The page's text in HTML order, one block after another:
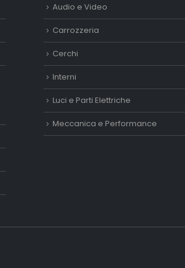
Audio e Video
Carrozzeria
Cerchi
Interni
Luci e Parti Elettriche
Meccanica e Performance